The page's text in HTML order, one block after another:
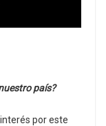
país?
por este